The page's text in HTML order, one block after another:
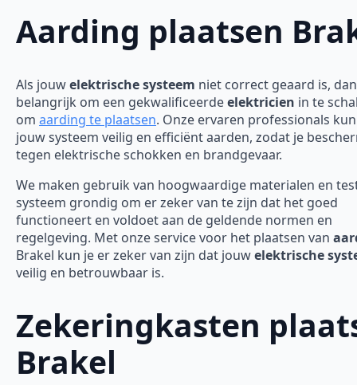
Aarding plaatsen
Als jouwelektrische systeem niet correct geaard is,
belangrijk om een gekwalificeerdeelektricien in te
om aarding te plaatsen. Onze ervaren professionals
jouw systeem veilig en efficiënt aarden, zodat je
tegen elektrische schokken en brandgevaar.
We maken gebruik van hoogwaardige materialen en
systeem grondig om er zeker van te zijn dat het goed
functioneert en voldoet aan de geldende normen en
regelgeving. Met onze service voor het plaatsen van
Brakel kun je er zeker van zijn dat jouwelektrische
veilig en betrouwbaar is.
Zekeringkasten
Brakel